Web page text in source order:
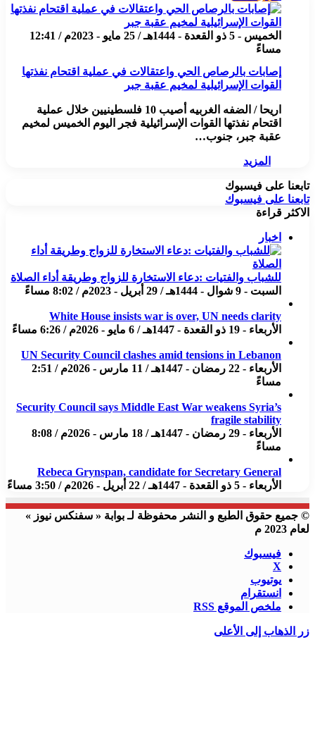
الخميس - 5 ذو القعدة - 1444هـ / 25 مايو - 2023م / 12:41
مساءً
إصابات بالرصاص الحي واعتقالات في عملية اقتحام نفذتها
القوات الإسرائيلية لمخيم عقبة جبر
اريحا / الضفه الغربيه أصيب 10 فلسطينيين خلال عملية
اقتحام نفذتها القوات الإسرائيلية فجر اليوم الخميس لمخيم
عقبة جبر، جنوب…
المزيد
تابعنا على فيسبوك
تابعنا على فيسبوك
الاكثر قراءة
اخبار
للشباب والفتيات :دعاء الاستخارة للزواج وطريقة أداء الصلاة
السبت - 9 شوال - 1444هـ / 29 أبريل - 2023م / 8:02 مساءً
White House insists war is over, UN needs clarity
الأربعاء - 19 ذو القعدة - 1447هـ / 6 مايو - 2026م / 6:26 مساءً
UN Security Council clashes amid tensions in Lebanon
الأربعاء - 22 رمضان - 1447هـ / 11 مارس - 2026م / 2:51
مساءً
Security Council says Middle East War weakens Syria’s
fragile stability
الأربعاء - 29 رمضان - 1447هـ / 18 مارس - 2026م / 8:08
مساءً
Rebeca Grynspan, candidate for Secretary General
الأربعاء - 5 ذو القعدة - 1447هـ / 22 أبريل - 2026م / 3:50 مساءً
© جميع حقوق الطبع و النشر محفوظة لـ بوابة « سفنكس نيوز »
لعام 2023 م
فيسبوك
X
يوتيوب
انستقرام
ملخص الموقع RSS
زر الذهاب إلى الأعلى